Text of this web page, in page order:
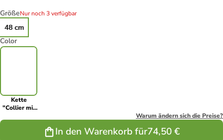
GrößeNur noch 3 verfügbar
48 cm
Color
Kette
"Collier mit
Warum ändern sich die Preise?
In den Warenkorb für74,50 €